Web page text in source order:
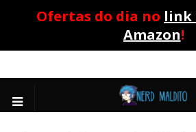
Ofertas do dia no link
Amazon!